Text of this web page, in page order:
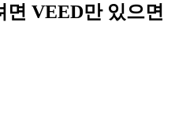
면 VEED만 있으면